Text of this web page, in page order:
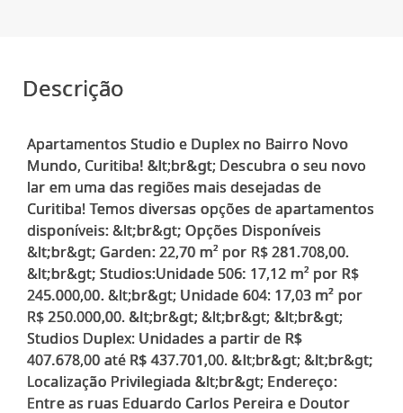
Descrição
Apartamentos Studio e Duplex no Bairro Novo
Mundo, Curitiba! &lt;br&gt; Descubra o seu novo
lar em uma das regiões mais desejadas de
Curitiba! Temos diversas opções de apartamentos
disponíveis: &lt;br&gt; Opções Disponíveis
&lt;br&gt; Garden: 22,70 m² por R$ 281.708,00.
&lt;br&gt; Studios:Unidade 506: 17,12 m² por R$
245.000,00. &lt;br&gt; Unidade 604: 17,03 m² por
R$ 250.000,00. &lt;br&gt; &lt;br&gt; &lt;br&gt;
Studios Duplex: Unidades a partir de R$
407.678,00 até R$ 437.701,00. &lt;br&gt; &lt;br&gt;
Localização Privilegiada &lt;br&gt; Endereço:
Entre as ruas Eduardo Carlos Pereira e Doutor